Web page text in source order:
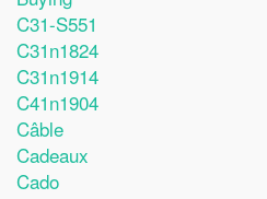
C31-S551
C31n1824
C31n1914
C41n1904
Câble
Cadeaux
Cado